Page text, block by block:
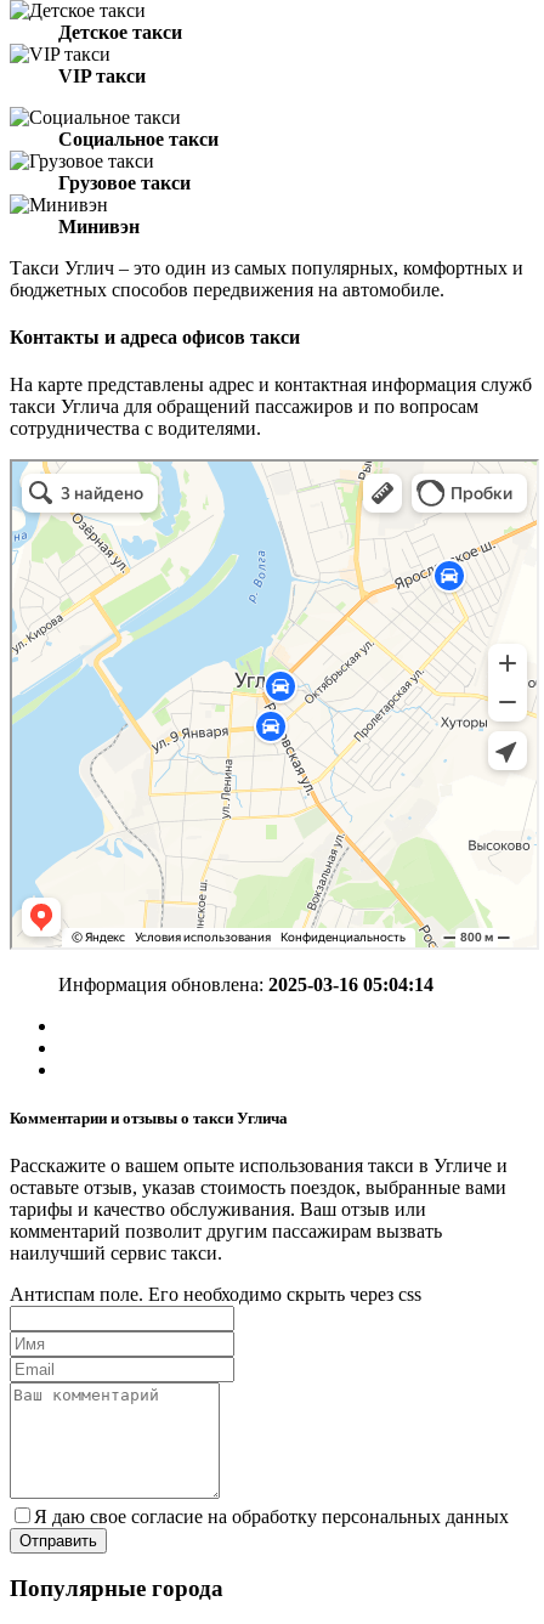
Детское такси
VIP такси
Социальное такси
Грузовое такси
Минивэн
Такси Углич – это один из самых популярных, комфортных и
бюджетных способов передвижения на автомобиле.
Контакты и адреса офисов такси
На карте представлены адрес и контактная информация служб
такси Углича для обращений пассажиров и по вопросам
сотрудничества с водителями.
Информация обновлена: 2025-03-16 05:04:14
Комментарии и отзывы о такси Углича
Расскажите о вашем опыте использования такси в Угличе и
оставьте отзыв, указав стоимость поездок, выбранные вами
тарифы и качество обслуживания. Ваш отзыв или
комментарий позволит другим пассажирам вызвать
наилучший сервис такси.
Антиспам поле. Его необходимо скрыть через css
Я даю свое согласие на обработку персональных данных
Популярные города